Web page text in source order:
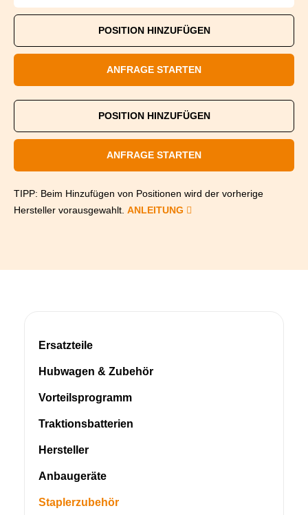
POSITION HINZUFÜGEN
ANFRAGE STARTEN
POSITION HINZUFÜGEN
ANFRAGE STARTEN
TIPP: Beim Hinzufügen von Positionen wird der vorherige
Hersteller vorausgewahlt. ANLEITUNG
Ersatzteile
Hubwagen & Zubehör
Vorteilsprogramm
Traktionsbatterien
Hersteller
Anbaugeräte
Staplerzubehör